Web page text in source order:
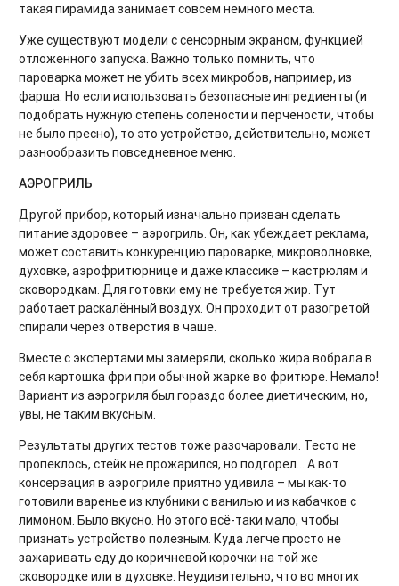
такая пирамида занимает совсем немного места.
Уже существуют модели с сенсорным экраном, функцией
отложенного запуска. Важно только помнить, что
пароварка может не убить всех микробов, например, из
фарша. Но если использовать безопасные ингредиенты (и
подобрать нужную степень солёности и перчёности, чтобы
не было пресно), то это устройство, действительно, может
разнообразить повседневное меню.
АЭРОГРИЛЬ
Другой прибор, который изначально призван сделать
питание здоровее – аэрогриль. Он, как убеждает реклама,
может составить конкуренцию пароварке, микроволновке,
духовке, аэрофритюрнице и даже классике – кастрюлям и
сковородкам. Для готовки ему не требуется жир. Тут
работает раскалённый воздух. Он проходит от разогретой
спирали через отверстия в чаше.
Вместе с экспертами мы замеряли, сколько жира вобрала в
себя картошка фри при обычной жарке во фритюре. Немало!
Вариант из аэрогриля был гораздо более диетическим, но,
увы, не таким вкусным.
Результаты других тестов тоже разочаровали. Тесто не
пропеклось, стейк не прожарился, но подгорел... А вот
консервация в аэрогриле приятно удивила – мы как-то
готовили варенье из клубники с ванилью и из кабачков с
лимоном. Было вкусно. Но этого всё-таки мало, чтобы
признать устройство полезным. Куда легче просто не
зажаривать еду до коричневой корочки на той же
сковородке или в духовке. Неудивительно, что во многих